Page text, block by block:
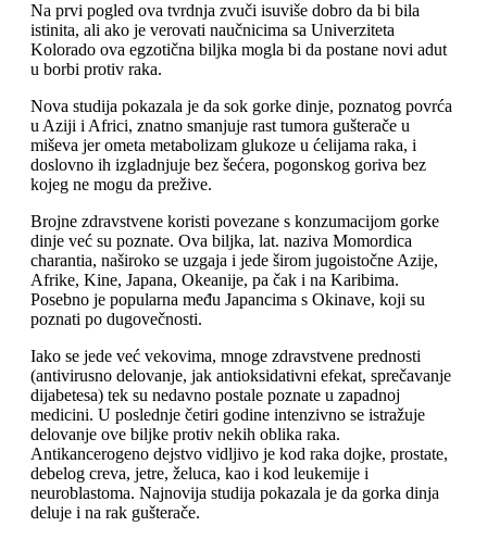
Na prvi pogled ova tvrdnja zvuči isuviše dobro da bi bila
istinita, ali ako je verovati naučnicima sa Univerziteta
Kolorado ova egzotična biljka mogla bi da postane novi adut
u borbi protiv raka.
Nova studija pokazala je da sok gorke dinje, poznatog povrća
u Aziji i Africi, znatno smanjuje rast tumora gušterače u
miševa jer ometa metabolizam glukoze u ćelijama raka, i
doslovno ih izgladnjuje bez šećera, pogonskog goriva bez
kojeg ne mogu da prežive.
Brojne zdravstvene koristi povezane s konzumacijom gorke
dinje već su poznate. Ova biljka, lat. naziva Momordica
charantia, naširoko se uzgaja i jede širom jugoistočne Azije,
Afrike, Kine, Japana, Okeanije, pa čak i na Karibima.
Posebno je popularna među Japancima s Okinave, koji su
poznati po dugovečnosti.
Iako se jede već vekovima, mnoge zdravstvene prednosti
(antivirusno delovanje, jak antioksidativni efekat, sprečavanje
dijabetesa) tek su nedavno postale poznate u zapadnoj
medicini. U poslednje četiri godine intenzivno se istražuje
delovanje ove biljke protiv nekih oblika raka.
Antikancerogeno dejstvo vidljivo je kod raka dojke, prostate,
debelog creva, jetre, želuca, kao i kod leukemije i
neuroblastoma. Najnovija studija pokazala je da gorka dinja
deluje i na rak gušterače.